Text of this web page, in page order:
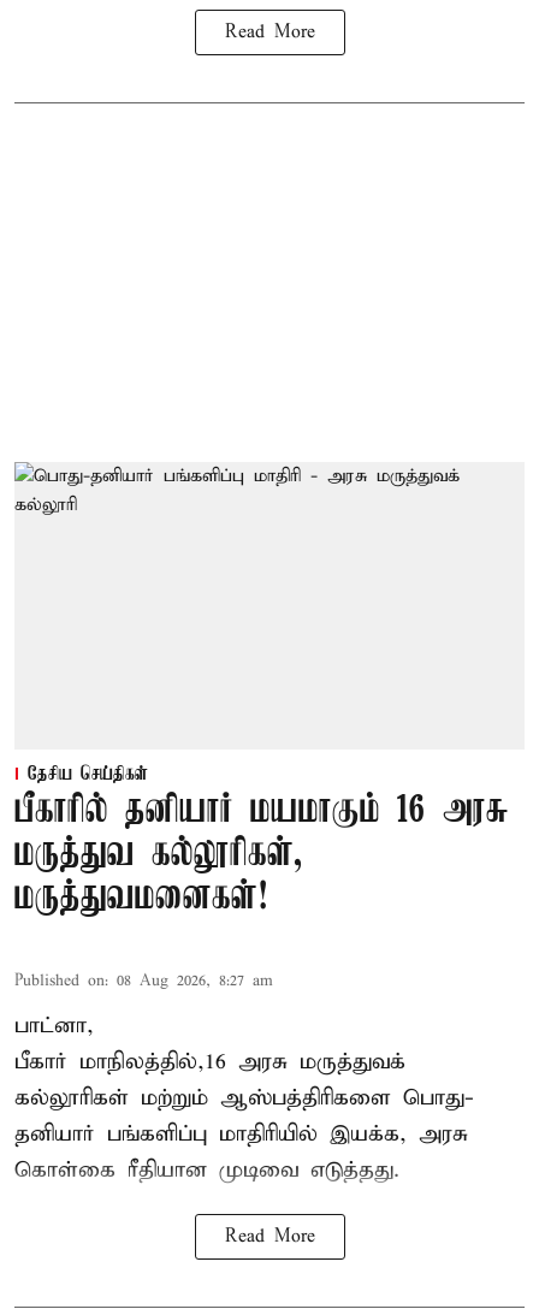
Read More
தேசிய செய்திகள்
பீகாரில் தனியார் மயமாகும் 16 அரசு
மருத்துவ கல்லூரிகள்,
மருத்துவமனைகள்!
Published on: 08 Aug 2026, 8:27 am
பாட்னா,
பீகார் மாநிலத்தில்,16 அரசு மருத்துவக்
கல்லூரிகள் மற்றும் ஆஸ்பத்திரிகளை பொது-
தனியார் பங்களிப்பு மாதிரியில் இயக்க, அரசு
கொள்கை ரீதியான முடிவை எடுத்தது.
Read More